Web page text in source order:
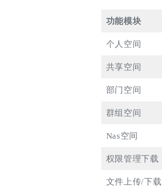
功能模块
个人空间
共享空间
部门空间
群组空间
Nas空间
权限管理下载
文件上传/下载